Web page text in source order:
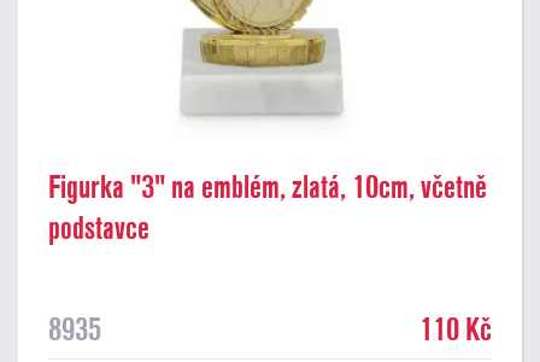
Figurka "3" na emblém, zlatá, 10cm, včetně
podstavce
8935 110 Kč